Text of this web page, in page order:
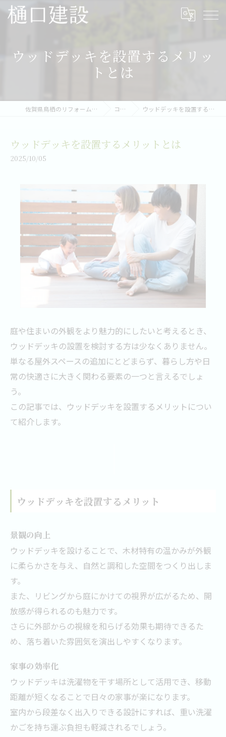
ウッドデッキを設置するメリッ
トとは
佐賀県鳥栖のリフォームなら樋口建設 コラム ウッドデッキを設置するメリットとは
ウッドデッキを設置するメリットとは
2025/10/05
庭や住まいの外観をより魅力的にしたいと考えるとき、
ウッドデッキの設置を検討する方は少なくありません。
単なる屋外スペースの追加にとどまらず、暮らし方や日
常の快適さに大きく関わる要素の一つと言えるでしょ
う。
この記事では、ウッドデッキを設置するメリットについ
て紹介します。
ウッドデッキを設置するメリット
景観の向上
ウッドデッキを設けることで、木材特有の温かみが外観
に柔らかさを与え、自然と調和した空間をつくり出しま
す。
また、リビングから庭にかけての視界が広がるため、開
放感が得られるのも魅力です。
さらに外部からの視線を和らげる効果も期待できるた
め、落ち着いた雰囲気を演出しやすくなります。
家事の効率化
ウッドデッキは洗濯物を干す場所として活用でき、移動
距離が短くなることで日々の家事が楽になります。
室内から段差なく出入りできる設計にすれば、重い洗濯
かごを持ち運ぶ負担も軽減されるでしょう。